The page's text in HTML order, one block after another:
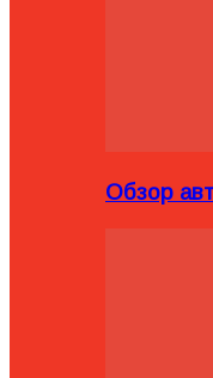
Обзор